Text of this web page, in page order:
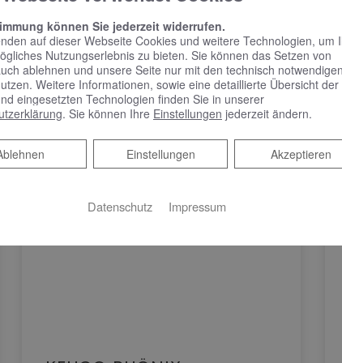
können Sie jederzeit widerrufen.
auf dieser Webseite Cookies und weitere Technologien, um
Nutzungserlebnis zu bieten. Sie können das Setzen von
ablehnen und unsere Seite nur mit den technisch notwendigen
Weitere Informationen, sowie eine detaillierte Übersicht der
eingesetzten Technologien finden Sie in unserer
. Sie können Ihre Einstellungen jederzeit ändern.
Akzeptieren
Einstellungen
Datenschutz Impressum